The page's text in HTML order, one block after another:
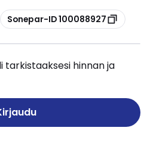
Kopioi
Sonepar-ID 100088927
tarkistaaksesi hinnan ja